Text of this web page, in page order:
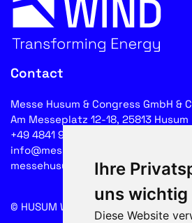
Ihre
uns wichtig
Diese Website
Contact
Messe Husum & Congress GmbH &
Am Messeplatz 12-18, 25813 Husum
+49 4841 902-0
info@messehusum.com
messehusum.com
© HUSUM WIND 2026 Cookie